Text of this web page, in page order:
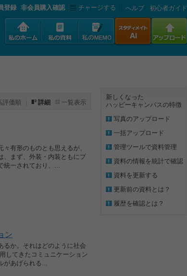
登録 非会員購入確認 チャージする へルプ 初心者ガイド
評価順 詳細 一覧表示
有形のものとも思えるが、
、まず、外装・内装ともにプ
統一されており、...
ン
るか。それはどのように社会
してきたコミュニケーション
があげられる...
新しくなった
ハッピーキャンパスの特徴
写真のアップロード
一括アップロード
管理ツールで資料管理
資料の情報を統計で確認
資料を更新する
更新前の資料とは？
履歴を確認とは？